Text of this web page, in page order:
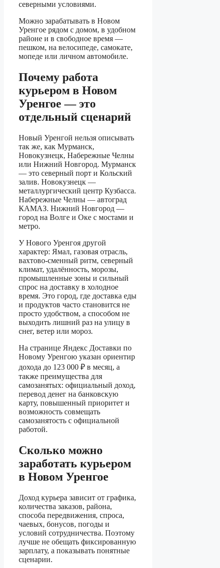
северными условиями.
Можно зарабатывать в Новом
Уренгое рядом с домом, в удобном
районе и в свободное время —
пешком, на велосипеде, самокате,
мопеде или личном автомобиле.
Почему работа
курьером в Новом
Уренгое — это
отдельный сценарий
Новый Уренгой нельзя описывать
так же, как Мурманск,
Новокузнецк, Набережные Челны
или Нижний Новгород. Мурманск
— это северный порт и Кольский
залив. Новокузнецк —
металлургический центр Кузбасса.
Набережные Челны — автоград
КАМАЗ. Нижний Новгород —
город на Волге и Оке с мостами и
метро.
У Нового Уренгоя другой
характер: Ямал, газовая отрасль,
вахтово-сменный ритм, северный
климат, удалённость, морозы,
промышленные зоны и сильный
спрос на доставку в холодное
время. Это город, где доставка еды
и продуктов часто становится не
просто удобством, а способом не
выходить лишний раз на улицу в
снег, ветер или мороз.
На странице Яндекс Доставки по
Новому Уренгою указан ориентир
дохода до 123 000 ₽ в месяц, а
также преимущества для
самозанятых: официальный доход,
перевод денег на банковскую
карту, повышенный приоритет и
возможность совмещать
самозанятость с официальной
работой.
Сколько можно
заработать курьером
в Новом Уренгое
Доход курьера зависит от графика,
количества заказов, района,
способа передвижения, спроса,
чаевых, бонусов, погоды и
условий сотрудничества. Поэтому
лучше не обещать фиксированную
зарплату, а показывать понятные
сценарии.